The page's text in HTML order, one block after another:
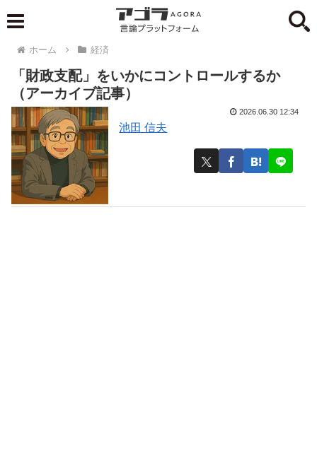
ホーム 経済
「財政支配」をいかにコントロールするか
（アーカイブ記事）
池田 信夫
2026.06.30 12:34